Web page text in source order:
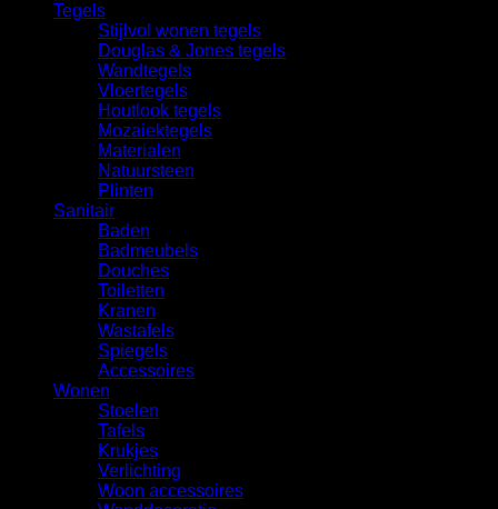
Tegels
Stijlvol wonen tegels
Douglas & Jones tegels
Wandtegels
Vloertegels
Houtlook tegels
Mozaiektegels
Materialen
Natuursteen
Plinten
Sanitair
Baden
Badmeubels
Douches
Toiletten
Kranen
Wastafels
Spiegels
Accessoires
Wonen
Stoelen
Tafels
Krukjes
Verlichting
Woon accessoires